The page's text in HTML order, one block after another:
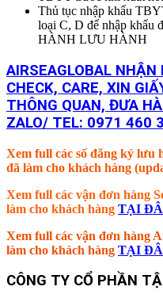
Thủ tục nhập khẩu
loại C, D để nhập
HÀNH LƯU HÀNH
AIRSEAGLOBAL NHẬN
CHECK, CARE, XIN
THÔNG QUAN, ĐƯA
ZALO/ TEL: 0971 460
Xem full các số đăng ký lưu
đã làm cho khách hàng
Xem full các vận đơn hàng
làm cho khách hàng TẠI
Xem full các vận đơn hàng
làm cho khách hàng TẠI
CÔNG TY CỔ PHẦN